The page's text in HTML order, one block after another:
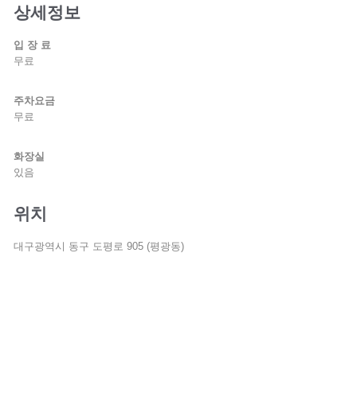
상세정보
입 장 료
무료
주차요금
무료
화장실
있음
위치
대구광역시 동구 도평로 905 (평광동)